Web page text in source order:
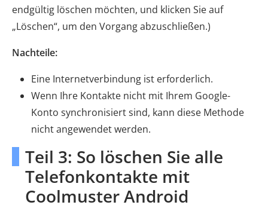
endgültig löschen möchten, und klicken Sie auf
„Löschen“, um den Vorgang abzuschließen.)
Nachteile:
Eine Internetverbindung ist erforderlich.
Wenn Ihre Kontakte nicht mit Ihrem Google-
Konto synchronisiert sind, kann diese Methode
nicht angewendet werden.
Teil 3: So löschen Sie alle
Telefonkontakte mit
Coolmuster Android